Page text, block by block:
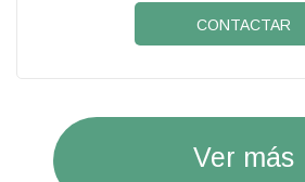
CONTACTAR
Ver más